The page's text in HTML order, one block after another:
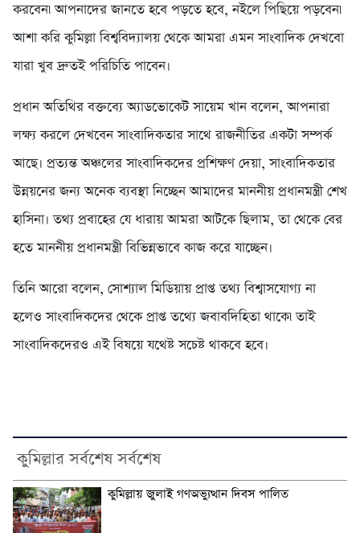
করবেন৷ আপনাদের জানতে হবে পড়তে হবে, নইলে পিছিয়ে পড়বেন৷
আশা করি কুমিল্লা বিশ্ববিদ্যালয় থেকে আমরা এমন সাংবাদিক দেখবো
যারা খুব দ্রুতই পরিচিতি পাবেন।
প্রধান অতিথির বক্তব্যে অ্যাডভোকেট সায়েম খান বলেন, আপনারা
লক্ষ্য করলে দেখবেন সাংবাদিকতার সাথে রাজনীতির একটা সম্পর্ক
আছে। প্রত্যন্ত অঞ্চলের সাংবাদিকদের প্রশিক্ষণ দেয়া, সাংবাদিকতার
উন্নয়নের জন্য অনেক ব্যবস্থা নিচ্ছেন আমাদের মাননীয় প্রধানমন্ত্রী শেখ
হাসিনা। তথ্য প্রবাহের যে ধারায় আমরা আটকে ছিলাম, তা থেকে বের
হতে মাননীয় প্রধানমন্ত্রী বিভিন্নভাবে কাজ করে যাচ্ছেন।
তিনি আরো বলেন, সোশ্যাল মিডিয়ায় প্রাপ্ত তথ্য বিশ্বাসযোগ্য না
হলেও সাংবাদিকদের থেকে প্রাপ্ত তথ্যে জবাবদিহিতা থাকে৷ তাই
সাংবাদিকদেরও এই বিষয়ে যথেষ্ট সচেষ্ট থাকবে হবে।
কুমিল্লার সর্বশেষ সর্বশেষ
কুমিল্লায় জুলাই গণঅভ্যুত্থান দিবস পালিত